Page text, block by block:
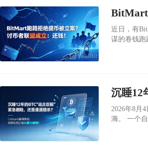
近日，有
谋的卷钱跑
​2026年8月
漪。 一个自2013年起便如死寂般的比特币地址：18TExP，突然动了起